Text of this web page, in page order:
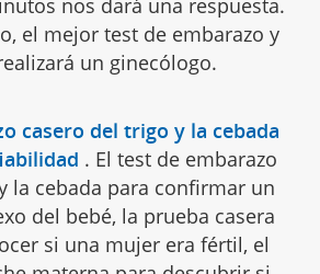
el mejor test de embarazo y
un ginecólogo.
casero del trigo y la cebada
. El test de embarazo
la cebada para confirmar un
del bebé, la prueba casera
si una mujer era fértil, el